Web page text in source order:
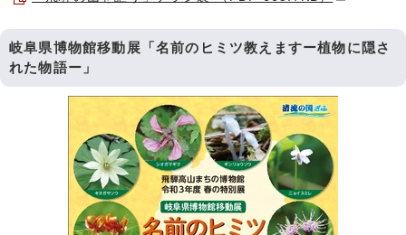
岐阜県博物館移動展「名前のヒミツ教えますー植物に隠さ
れた物語ー」